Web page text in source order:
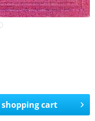
shopping cart